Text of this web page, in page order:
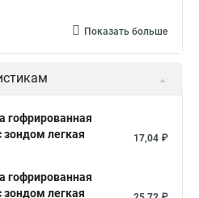
Показать больше
гофрированная
легкая
17,04 ₽
гофрированная
легкая